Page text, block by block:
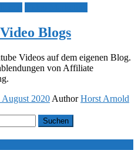
Blogs
Videos auf dem eigenen Blog.
von Affiliate
August 2020 Author Horst Arnold